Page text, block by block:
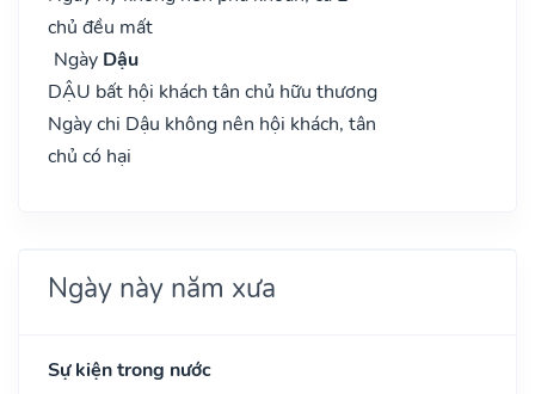
chủ đều mất
Ngày Dậu
DẬU bất hội khách tân chủ hữu thương
Ngày chi Dậu không nên hội khách, tân
chủ có hại
Ngày này năm xưa
Sự kiện trong nước